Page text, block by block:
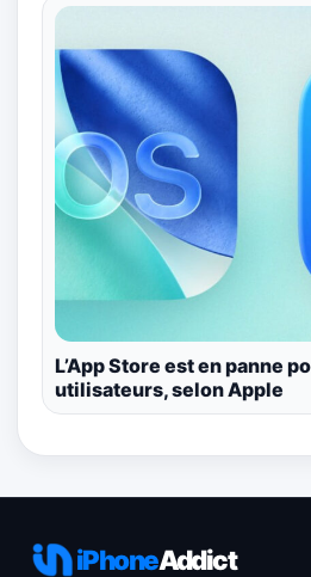
L’App Store est en panne
utilisateurs, selon Apple
iPhoneAddict